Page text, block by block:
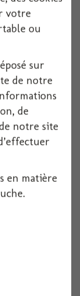
votre
ou
sur
de notre
de
notre site
en matière